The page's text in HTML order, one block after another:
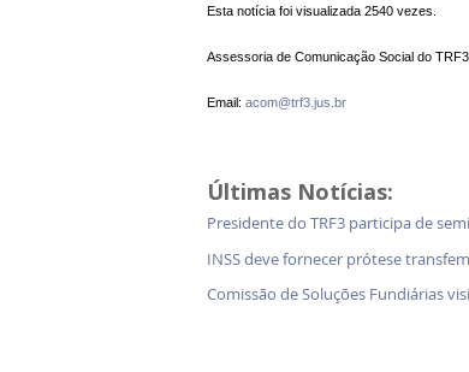
Esta notícia foi visualizada 2540 vezes.
Assessoria de Comunicação Social do TRF3
Email: acom@trf3.jus.br
Últimas Notícias:
Presidente do TRF3 participa de
INSS deve fornecer prótese
Comissão de Soluções Fundiárias